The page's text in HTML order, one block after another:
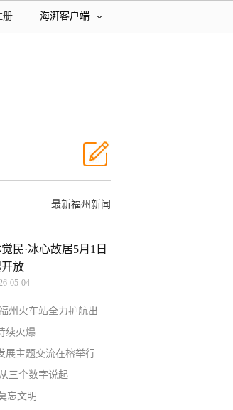
海湃客户端
册
最新福州新闻
民·冰心故居5月1日
放
05-04
州火车站全力护航出
续火爆
展主题交流在榕举行
三个数字说起
忘文明